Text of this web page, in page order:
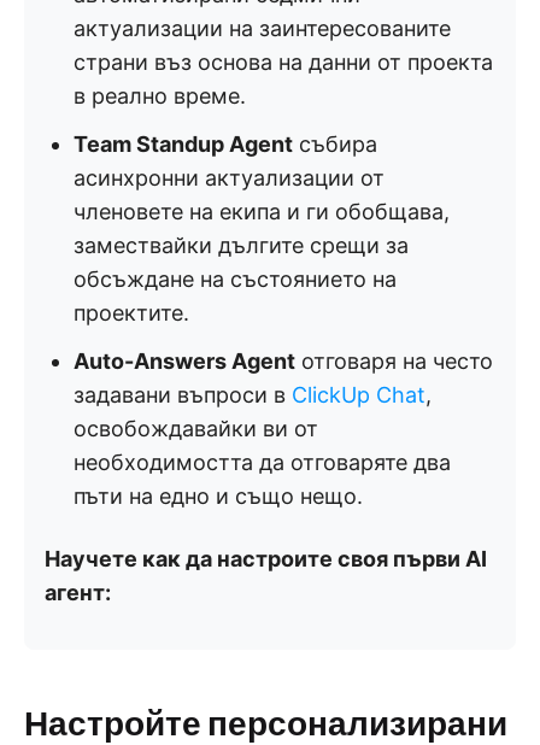
актуализации на заинтересованите
страни въз основа на данни от проекта
в реално време.
Team Standup Agent събира
асинхронни актуализации от
членовете на екипа и ги обобщава,
замествайки дългите срещи за
обсъждане на състоянието на
проектите.
Auto-Answers Agent отговаря на често
задавани въпроси в ClickUp Chat,
освобождавайки ви от
необходимостта да отговаряте два
пъти на едно и също нещо.
Научете как да настроите своя първи AI
агент:
Настройте персонализирани